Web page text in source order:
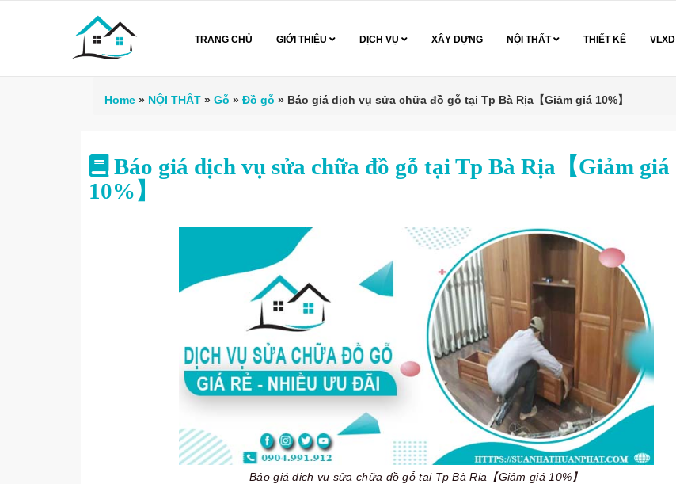
TRANG CHỦ GIỚI THIỆU DỊCH VỤ XÂY DỰNG NỘI THẤT THIẾT KẾ VLXD
Home » NỘI THẤT » Gỗ » Đồ gỗ » Báo giá dịch vụ sửa chữa đồ gỗ tại Tp Bà Rịa【Giảm giá 10%】
Báo giá dịch vụ sửa chữa đồ gỗ tại Tp Bà Rịa【Giảm giá
10%】
Báo giá dịch vụ sửa chữa đồ gỗ tại Tp Bà Rịa【Giảm giá 10%】